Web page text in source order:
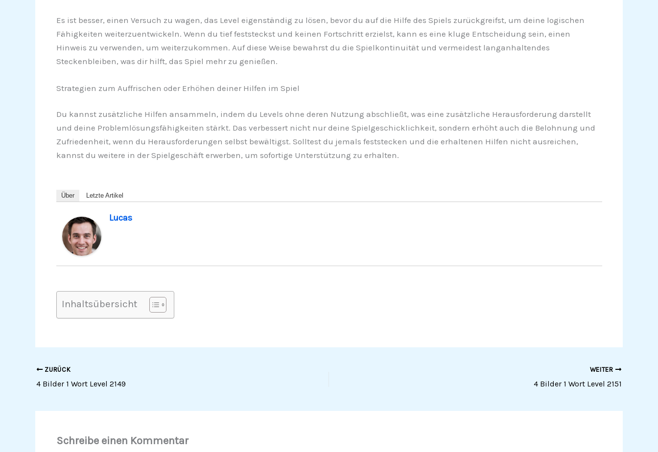
Es ist besser, einen Versuch zu wagen, das Level eigenständig zu lösen, bevor du auf die Hilfe des Spiels zurückgreifst, um deine logischen
Fähigkeiten weiterzuentwickeln. Wenn du tief feststeckst und keinen Fortschritt erzielst, kann es eine kluge Entscheidung sein, einen
Hinweis zu verwenden, um weiterzukommen. Auf diese Weise bewahrst du die Spielkontinuität und vermeidest langanhaltendes
Steckenbleiben, was dir hilft, das Spiel mehr zu genießen.
Strategien zum Auffrischen oder Erhöhen deiner Hilfen im Spiel
Du kannst zusätzliche Hilfen ansammeln, indem du Levels ohne deren Nutzung abschließt, was eine zusätzliche Herausforderung darstellt
und deine Problemlösungsfähigkeiten stärkt. Das verbessert nicht nur deine Spielgeschicklichkeit, sondern erhöht auch die Belohnung und
Zufriedenheit, wenn du Herausforderungen selbst bewältigst. Solltest du jemals feststecken und die erhaltenen Hilfen nicht ausreichen,
kannst du weitere in der Spielgeschäft erwerben, um sofortige Unterstützung zu erhalten.
Über Letzte Artikel
Lucas
Inhaltsübersicht
ZURÜCK
4 Bilder 1 Wort Level 2149
WEITER
4 Bilder 1 Wort Level 2151
Schreibe einen Kommentar